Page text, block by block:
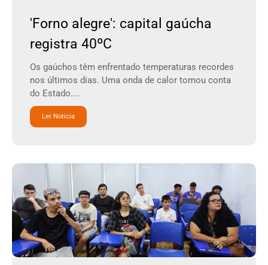
'Forno alegre': capital gaúcha
registra 40ºC
Os gaúchos têm enfrentado temperaturas recordes
nos últimos dias. Uma onda de calor tomou conta
do Estado....
Ler Noticia